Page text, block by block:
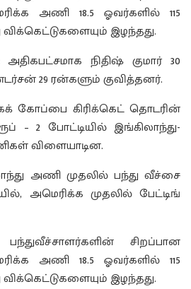
அணி 18.5 ஓவர்களில் 115
இழந்தது.
நிதிஷ் குமார் 30
29 ரன்களும் குவித்தனர்.
கோப்பை கிரிக்கெட் தொடரின்
– 2 போட்டியில் இங்கிலாந்து-
விளையாடின.
அணி முதலில் பந்து வீச்சை
அமெரிக்க முதலில் பேட்டிங்
சிறப்பான
அணி 18.5 ஓவர்களில் 115
இழந்தது.